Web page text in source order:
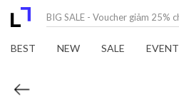
BEST NEW SALE EVENT